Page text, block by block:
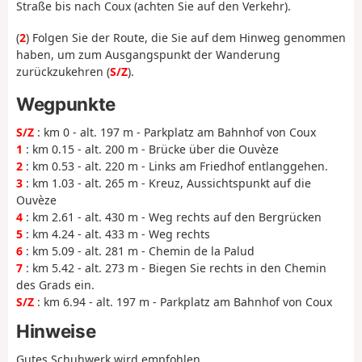
Straße bis nach Coux (achten Sie auf den Verkehr).
(2) Folgen Sie der Route, die Sie auf dem Hinweg genommen
haben, um zum Ausgangspunkt der Wanderung
zurückzukehren (S/Z).
Wegpunkte
S/Z : km 0 - alt. 197 m - Parkplatz am Bahnhof von Coux
1 : km 0.15 - alt. 200 m - Brücke über die Ouvèze
2 : km 0.53 - alt. 220 m - Links am Friedhof entlanggehen.
3 : km 1.03 - alt. 265 m - Kreuz, Aussichtspunkt auf die
Ouvèze
4 : km 2.61 - alt. 430 m - Weg rechts auf den Bergrücken
5 : km 4.24 - alt. 433 m - Weg rechts
6 : km 5.09 - alt. 281 m - Chemin de la Palud
7 : km 5.42 - alt. 273 m - Biegen Sie rechts in den Chemin
des Grads ein.
S/Z : km 6.94 - alt. 197 m - Parkplatz am Bahnhof von Coux
Hinweise